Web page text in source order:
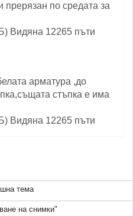
прерязан по средата за
Видяна 12265 пъти
арматура ,до
стъпка е има
Видяна 12265 пъти
тема
на снимки"